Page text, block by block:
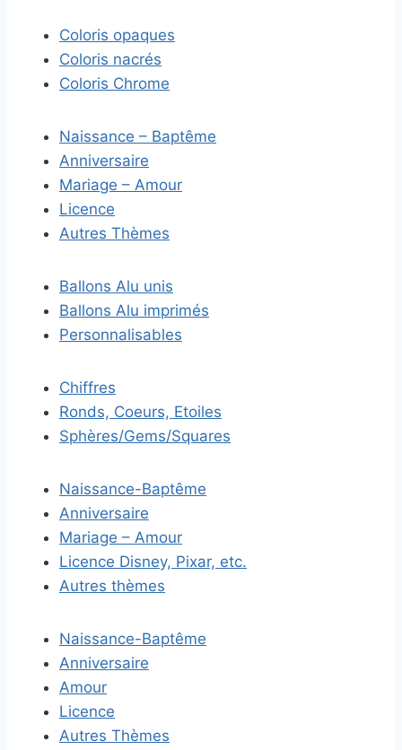
Coloris opaques
Coloris nacrés
Coloris Chrome
Naissance – Baptême
Anniversaire
Mariage – Amour
Licence
Autres Thèmes
Ballons Alu unis
Ballons Alu imprimés
Personnalisables
Chiffres
Ronds, Coeurs, Etoiles
Sphères/Gems/Squares
Naissance-Baptême
Anniversaire
Mariage – Amour
Licence Disney, Pixar, etc.
Autres thèmes
Naissance-Baptême
Anniversaire
Amour
Licence
Autres Thèmes